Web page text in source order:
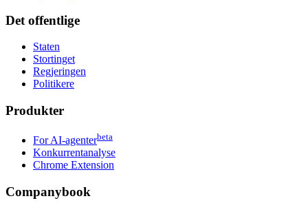
Det offentlige
Staten
Stortinget
Regjeringen
Politikere
Produkter
For AI-agenterbeta
Konkurrentanalyse
Chrome Extension
Companybook